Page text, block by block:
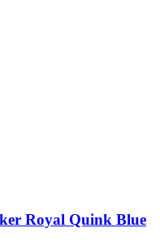
Royal Quink Blue